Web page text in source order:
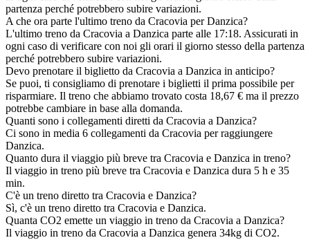
partenza perché potrebbero subire variazioni.
A che ora parte l'ultimo treno da Cracovia per Danzica?
L'ultimo treno da Cracovia a Danzica parte alle 17:18. Assicurati in
ogni caso di verificare con noi gli orari il giorno stesso della partenza
perché potrebbero subire variazioni.
Devo prenotare il biglietto da Cracovia a Danzica in anticipo?
Se puoi, ti consigliamo di prenotare i biglietti il prima possibile per
risparmiare. Il treno che abbiamo trovato costa 18,67 € ma il prezzo
potrebbe cambiare in base alla domanda.
Quanti sono i collegamenti diretti da Cracovia a Danzica?
Ci sono in media 6 collegamenti da Cracovia per raggiungere
Danzica.
Quanto dura il viaggio più breve tra Cracovia e Danzica in treno?
Il viaggio in treno più breve tra Cracovia e Danzica dura 5 h e 35
min.
C'è un treno diretto tra Cracovia e Danzica?
Sì, c'è un treno diretto tra Cracovia e Danzica.
Quanta CO2 emette un viaggio in treno da Cracovia a Danzica?
Il viaggio in treno da Cracovia a Danzica genera 34kg di CO2.